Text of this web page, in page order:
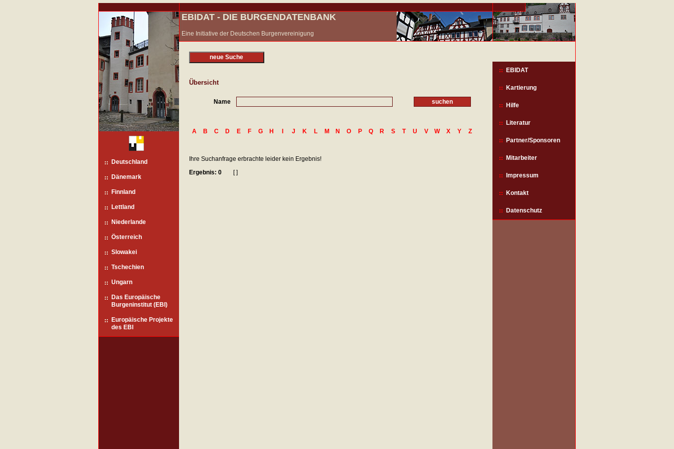
EBIDAT - DIE BURGENDATENBANK
Eine Initiative der Deutschen Burgenvereinigung
Deutschland
Dänemark
Finnland
Lettland
Niederlande
Österreich
Slowakei
Tschechien
Ungarn
Das Europäische
Burgeninstitut (EBI)
Europäische Projekte
des EBI
neue Suche
Übersicht
Name
A B C D E F G H I J K L M N O P Q R S T U V W X Y Z
Ihre Suchanfrage erbrachte leider kein Ergebnis!
Ergebnis: 0
[ ]
EBIDAT
Kartierung
Hilfe
Literatur
Partner/Sponsoren
Mitarbeiter
Impressum
Kontakt
Datenschutz